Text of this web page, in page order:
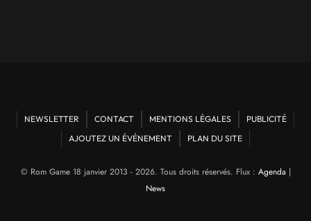
NEWSLETTER CONTACT MENTIONS LÉGALES
PUBLICITÉ
AJOUTEZ UN ÉVÉNEMENT
PLAN DU SITE
© Rom Game 18 janvier 2013 - 2026. Tous droits réservés. Flux : Agenda |
News